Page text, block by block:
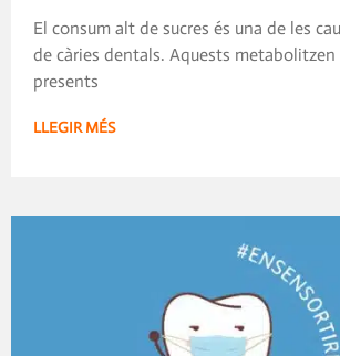
El consum alt de sucres és una de les
de càries dentals. Aquests metabolitzen
presents
LLEGIR MÉS